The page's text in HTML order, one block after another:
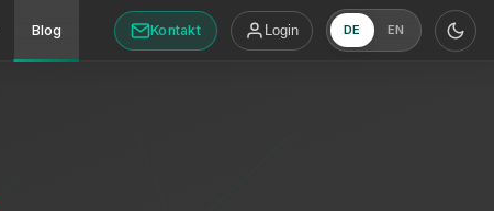
Blog Kontakt Login DE EN